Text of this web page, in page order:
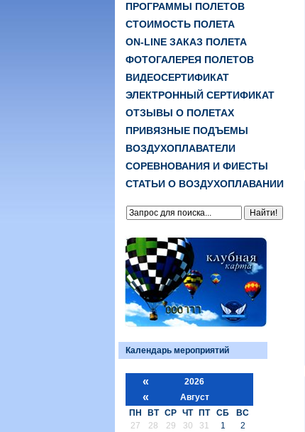
ПРОГРАММЫ ПОЛЕТОВ
СТОИМОСТЬ ПОЛЕТА
ON-LINE ЗАКАЗ ПОЛЕТА
ФОТОГАЛЕРЕЯ ПОЛЕТОВ
ВИДЕОСЕРТИФИКАТ
ЭЛЕКТРОННЫЙ СЕРТИФИКАТ
ОТЗЫВЫ О ПОЛЕТАХ
ПРИВЯЗНЫЕ ПОДЪЕМЫ
ВОЗДУХОПЛАВАТЕЛИ
СОРЕВНОВАНИЯ И ФИЕСТЫ
СТАТЬИ О ВОЗДУХОПЛАВАНИИ
Календарь мероприятий
« 2026
«
Август
ПН
ВТ СР ЧТ ПТ СБ
ВС
27
28 29 30 31 1
2